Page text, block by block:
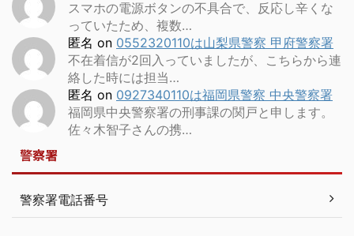
スマホの電源ボタンの不具合で、反応し辛くな
っていたため、複数…
匿名 on 0552320110は山梨県警察 甲府警察署
不在着信が2回入っていましたが、こちらから連
絡した時には担当…
匿名 on 0927340110は福岡県警察 中央警察署
福岡県中央警察署の刑事課の関戸と申します。
佐々木智子さんの携…
警察署
警察署電話番号